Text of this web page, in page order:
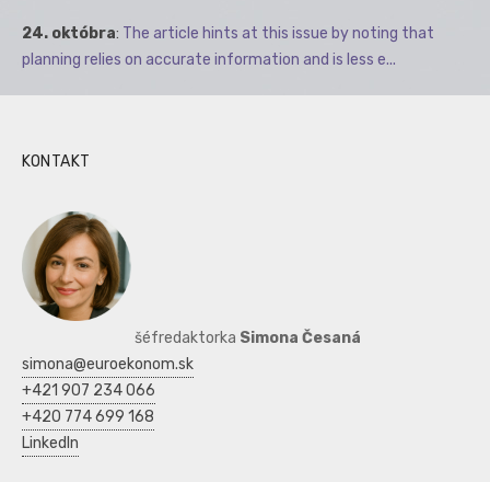
24. októbra: The article hints at this issue by noting that
planning relies on accurate information and is less e...
KONTAKT
šéfredaktorka Simona Česaná
simona@euroekonom.sk
+421 907 234 066
+420 774 699 168
LinkedIn